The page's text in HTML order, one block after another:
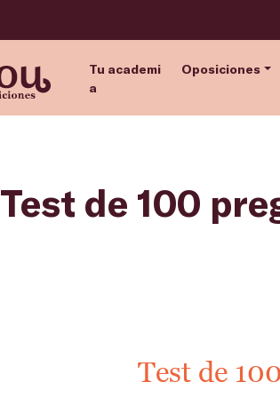
Tu academi
a
Oposiciones
Test de 100
Test de